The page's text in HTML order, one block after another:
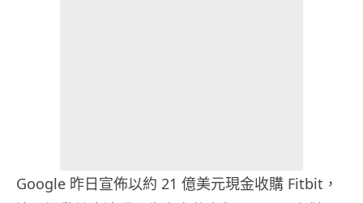
Google 昨日宣佈以約 21 億美元現金收購 Fitbit，